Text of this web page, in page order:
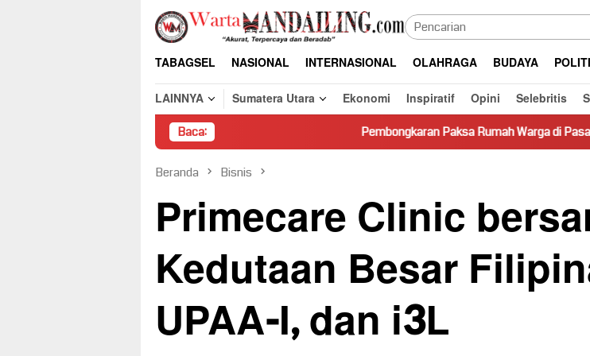
Loncat
konten
TABAGSEL NASIONAL INTERNASIONAL OLAHRAGA BUDAYA
LAINNYA
Sumatera Utara Ekonomi Inspiratif Opini Selebritis
Baca: Pembongkaran Paksa Rumah Warga di Pasaman Tanpa
Beranda Bisnis
Primecare Clinic
Kedutaan Besar
UPAA-I, dan i3L